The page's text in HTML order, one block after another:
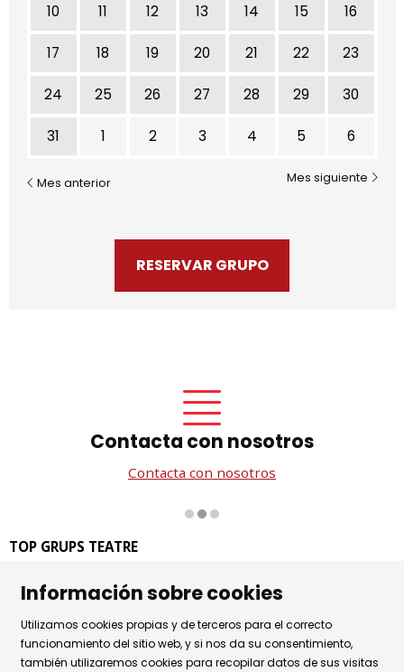
10 11 12 13 14 15 16
17 18 19 20 21 22 23
24 25 26 27 28 29 30
31 1 2 3 4 5 6
Mes anterior Mes siguiente
RESERVAR GRUPO
Contacta con nosotros
Contacta con nosotros
TOP GRUPS TEATRE
08002 Barcelona
Tel. 93 441 39 79
Horario de atención: de lunes a jueves de 9.30h a 17.30h
y viernes de 9.30 a 14.30h.
Información sobre cookies
Utilizamos cookies propias y de terceros para el correcto
funcionamiento del sitio web, y si nos da su consentimiento,
también utilizaremos cookies para recopilar datos de sus visitas